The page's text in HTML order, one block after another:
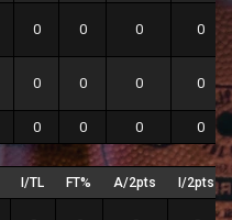
0 0 0 0
0 0 0 0
0 0 0 0
I/TL FT% A/2pts I/2pts